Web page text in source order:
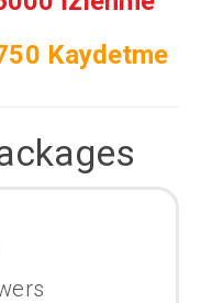
Kaydetme